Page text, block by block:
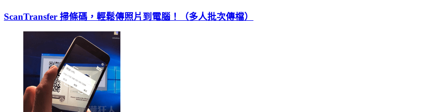
ScanTransfer 掃條碼，輕鬆傳照片到電腦！（多人批次傳檔）